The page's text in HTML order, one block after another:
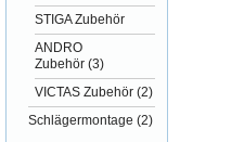
STIGA Zubehör
ANDRO
Zubehör (3)
VICTAS Zubehör (2)
Schlägermontage (2)